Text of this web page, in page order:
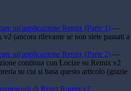
un'applicazione Remix (Parte 1) —
(ancora rilevante se non siete passati a
un'applicazione Remix (Parte 2) —
continua con Locize su Remix v2
su cui si basa questo articolo (grazie
di React Router v7